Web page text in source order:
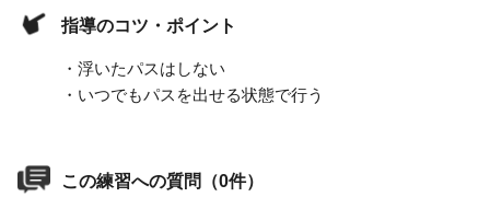
指導のコツ・ポイント
・浮いたパスはしない
・いつでもパスを出せる状態で行う
この練習への質問（0件）